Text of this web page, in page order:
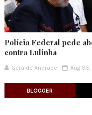
Polícia Federal pede
contra Lulinha
Geraldo Andrade Aug
BLOGGER